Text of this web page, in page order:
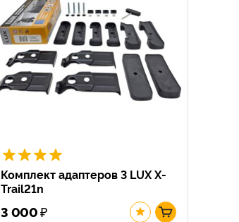
Комплект адаптеров 3 LUX X-
Trail21n
3 000₽